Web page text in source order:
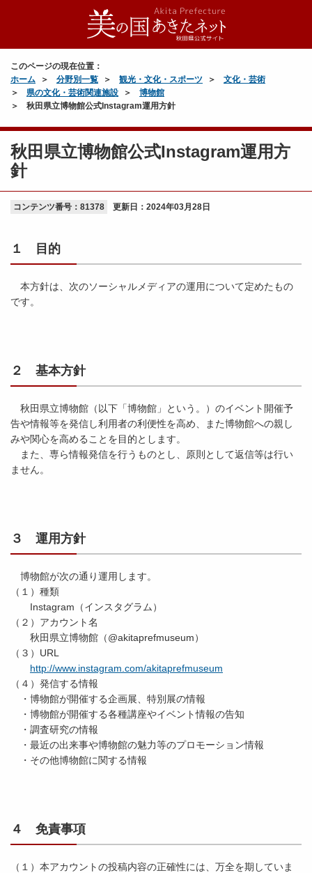
このページの現在位置：
ホーム
分野別一覧 観光・文化・スポーツ
文化・芸術
県の文化・芸術関連施設
博物館
秋田県立博物館公式Instagram運用方針
秋田県立博物館公式Instagram運用方
針
コンテンツ番号：81378 更新日： 2024年03月28日
１ 目的
本方針は、次のソーシャルメディアの運用について定めたもの
です。
２ 基本方針
秋田県立博物館（以下「博物館」という。）のイベント開催予
告や情報等を発信し利用者の利便性を高め、また博物館への親し
みや関心を高めることを目的とします。
また、専ら情報発信を行うものとし、原則として返信等は行い
ません。
３ 運用方針
博物館が次の通り運用します。
（１）種類
Instagram（インスタグラム）
（２）アカウント名
秋田県立博物館（@akitaprefmuseum）
（３）URL
http://www.instagram.com/akitaprefmuseum
（４）発信する情報
・博物館が開催する企画展、特別展の情報
・博物館が開催する各種講座やイベント情報の告知
・調査研究の情報
・最近の出来事や博物館の魅力等のプロモーション情報
・その他博物館に関する情報
４ 免責事項
（１）本アカウントの投稿内容の正確性には、万全を期していま